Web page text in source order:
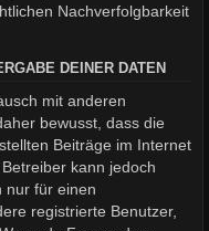
Nachverfolgbarkeit
DEINER DATEN
mit anderen
bewusst, dass die
Beiträge im Internet
kann jedoch
nur für einen
registrierte Benutzer,